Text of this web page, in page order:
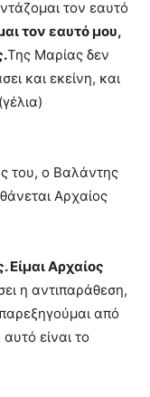
τον εαυτό
τον εαυτό μου,
Της Μαρίας δεν
και εκείνη, και
του, ο Βαλάντης
Αρχαίος
Αρχαίος
η αντιπαράθεση,
από
είναι το